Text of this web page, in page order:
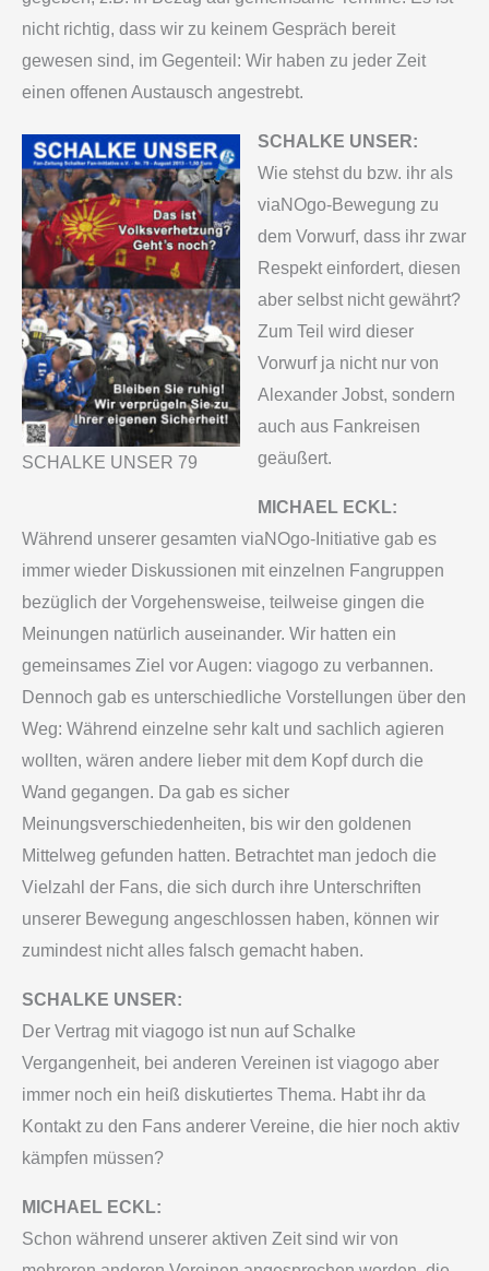
nicht richtig, dass wir zu keinem Gespräch bereit
gewesen sind, im Gegenteil: Wir haben zu jeder Zeit
einen offenen Austausch angestrebt.
SCHALKE UNSER 79
SCHALKE UNSER:
Wie stehst du bzw. ihr als
viaNOgo-Bewegung zu
dem Vorwurf, dass ihr zwar
Respekt einfordert, diesen
aber selbst nicht gewährt?
Zum Teil wird dieser
Vorwurf ja nicht nur von
Alexander Jobst, sondern
auch aus Fankreisen
geäußert.
MICHAEL ECKL:
Während unserer gesamten viaNOgo-Initiative gab es
immer wieder Diskussionen mit einzelnen Fangruppen
bezüglich der Vorgehensweise, teilweise gingen die
Meinungen natürlich auseinander. Wir hatten ein
gemeinsames Ziel vor Augen: viagogo zu verbannen.
Dennoch gab es unterschiedliche Vorstellungen über den
Weg: Während einzelne sehr kalt und sachlich agieren
wollten, wären andere lieber mit dem Kopf durch die
Wand gegangen. Da gab es sicher
Meinungsverschiedenheiten, bis wir den goldenen
Mittelweg gefunden hatten. Betrachtet man jedoch die
Vielzahl der Fans, die sich durch ihre Unterschriften
unserer Bewegung angeschlossen haben, können wir
zumindest nicht alles falsch gemacht haben.
SCHALKE UNSER:
Der Vertrag mit viagogo ist nun auf Schalke
Vergangenheit, bei anderen Vereinen ist viagogo aber
immer noch ein heiß diskutiertes Thema. Habt ihr da
Kontakt zu den Fans anderer Vereine, die hier noch aktiv
kämpfen müssen?
MICHAEL ECKL:
Schon während unserer aktiven Zeit sind wir von